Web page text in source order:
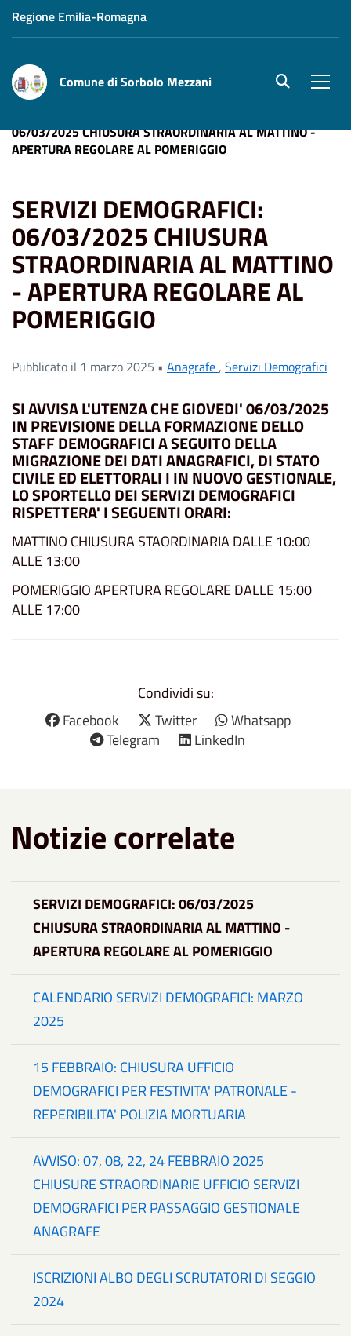
Regione Emilia-Romagna
Comune di Sorbolo Mezzani site.searc
06/03/2025 CHIUSURA STRAORDINARIA AL MATTINO -
APERTURA REGOLARE AL POMERIGGIO
SERVIZI DEMOGRAFICI:
06/03/2025 CHIUSURA
STRAORDINARIA AL MATTINO
- APERTURA REGOLARE AL
POMERIGGIO
Pubblicato il 1 marzo 2025 • Anagrafe, Servizi Demografici
SI AVVISA L'UTENZA CHE GIOVEDI' 06/03/2025
IN PREVISIONE DELLA FORMAZIONE DELLO
STAFF DEMOGRAFICI A SEGUITO DELLA
MIGRAZIONE DEI DATI ANAGRAFICI, DI STATO
CIVILE ED ELETTORALI I IN NUOVO GESTIONALE,
LO SPORTELLO DEI SERVIZI DEMOGRAFICI
RISPETTERA' I SEGUENTI ORARI:
MATTINO CHIUSURA STAORDINARIA DALLE 10:00
ALLE 13:00
POMERIGGIO APERTURA REGOLARE DALLE 15:00
ALLE 17:00
Condividi su:
Facebook
Twitter
Whatsapp
Telegram
LinkedIn
Notizie correlate
SERVIZI DEMOGRAFICI: 06/03/2025
CHIUSURA STRAORDINARIA AL MATTINO -
APERTURA REGOLARE AL POMERIGGIO
CALENDARIO SERVIZI DEMOGRAFICI: MARZO
2025
15 FEBBRAIO: CHIUSURA UFFICIO
DEMOGRAFICI PER FESTIVITA' PATRONALE -
REPERIBILITA' POLIZIA MORTUARIA
AVVISO: 07, 08, 22, 24 FEBBRAIO 2025
CHIUSURE STRAORDINARIE UFFICIO SERVIZI
DEMOGRAFICI PER PASSAGGIO GESTIONALE
ANAGRAFE
ISCRIZIONI ALBO DEGLI SCRUTATORI DI SEGGIO
2024